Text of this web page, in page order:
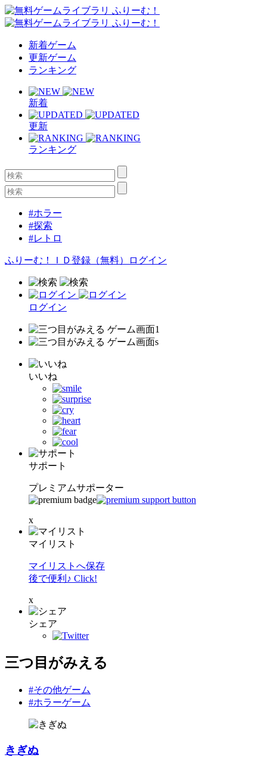
新着ゲーム
更新ゲーム
ランキング
新着
更新
ランキング
#ホラー
#探索
#レトロ
ふりーむ！ＩＤ登録（無料） ログイン
ログイン
いいね
サポート
プレミアムサポーター
x
マイリスト
マイリストへ保存
後で便利♪ Click!
x
シェア
三つ目がみえる
#その他ゲーム
#ホラーゲーム
きぎぬ